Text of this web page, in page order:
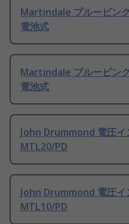
Martindale プルービン
電池式
Martindale プルービン
電池式
John Drummond 電圧イ
MTL20/PD
John Drummond 電圧イ
MTL10/PD